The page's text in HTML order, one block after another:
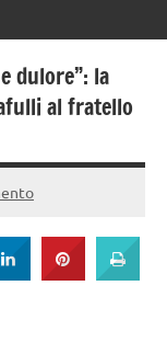
dulore”: la
al fratello